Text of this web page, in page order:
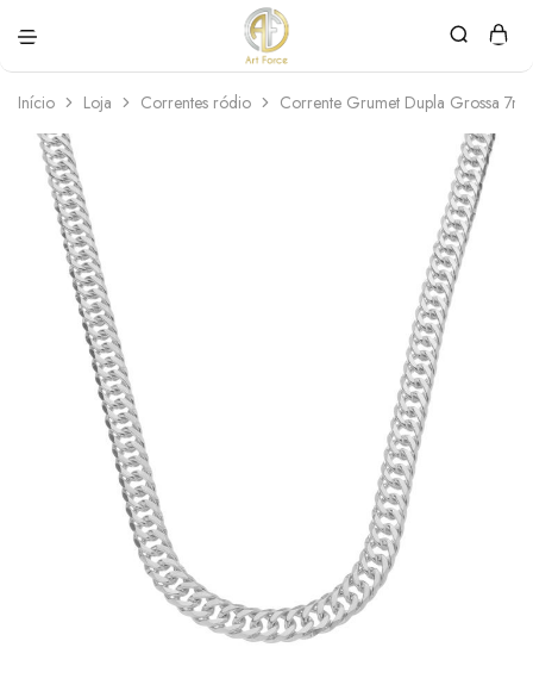
Force
personalizadas
Início Loja Correntes ródio Corrente Grumet Dupla Grossa